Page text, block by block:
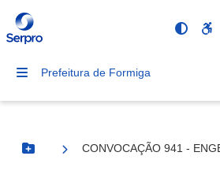
Prefeitura de Formiga
Botão Menu
CONVOCAÇÃO 941 -